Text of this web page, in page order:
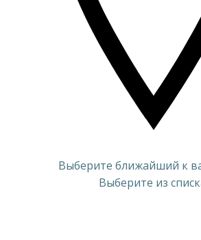
Выберите ближайший к
Выберите из